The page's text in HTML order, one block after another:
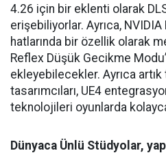
4.26 için bir eklenti olarak
erişebiliyorlar. Ayrıca, NVIDIA
hatlarında bir özellik olarak
Reflex Düşük Gecikme
ekleyebilecekler. Ayrıca
tasarımcıları, UE4
teknolojileri oyunlarda
Dünyaca Ünlü Stüdyolar,